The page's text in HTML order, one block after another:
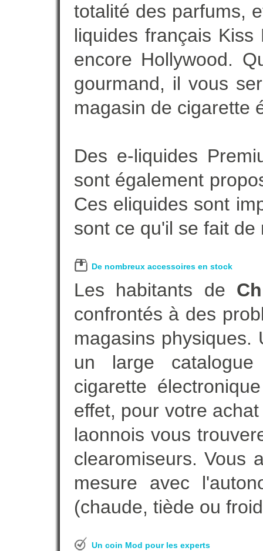
totalité des parfums,
liquides français
encore Hollywood.
gourmand, il vous
magasin de cigarette
Des e-liquides
sont également
Ces eliquides sont
sont ce qu'il se fait
De nombreux accessoires en stock
Les habitants de
confrontés à des
magasins
un large catalogue
cigarette
effet, pour votre
laonnois vous
clearomiseurs. Vous
mesure avec
(chaude, tiède ou
Un coin Mod pour les experts